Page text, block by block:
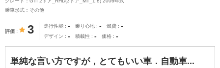
乗車形式：その他
評価 3 走行性能 - 乗り心地 - 燃費 -
デザイン - 積載性 - 価格 -
単純な言い方ですが，とてもいい車．自動車...